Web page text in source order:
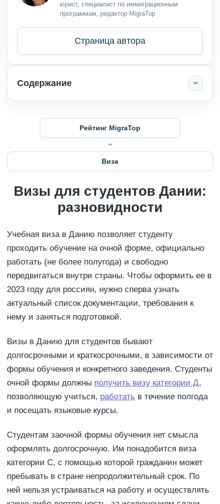
юрист, специалист по иммиграционным
программам, редактор MigraTop
Страница автора
Содержание
Рейтинг MigraTop
Виза
Визы для студентов Дании:
разновидности
Учебная виза в Данию позволяет студенту
проходить обучение на очной форме, официально
работать (не более полугода) и свободно
передвигаться внутри страны. Чтобы оформить ее в
2023 году для россиян, нужно сперва узнать
актуальный список документации, требования к
нему и заняться подготовкой.
Визы в Данию для студентов бывают
долгосрочными и краткосрочными, в зависимости от
формы обучения и конкретного заведения. Студенты
очной формы должны получить визу категории Д,
позволяющую учиться, работать в течение полгода
и посещать языковые курсы.
Студентам заочной формы обучения нет смысла
оформлять долгосрочную. Им понадобится виза
категории С, с помощью которой гражданин может
пребывать в стране непродолжительный срок. По
ней нельзя устраиваться на работу и осуществлять